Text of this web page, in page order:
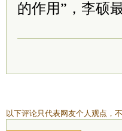
的作用”，李硕
以下评论只代表网友个人观点，